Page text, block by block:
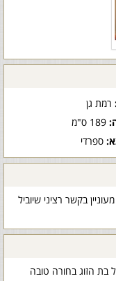
רמת גן
189 ס"מ
ספרדי
בקשר רציני שיוביל
בת הזוג בחורה טובה